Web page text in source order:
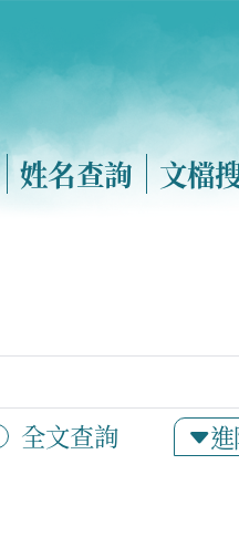
姓名查詢 文檔
全文查詢